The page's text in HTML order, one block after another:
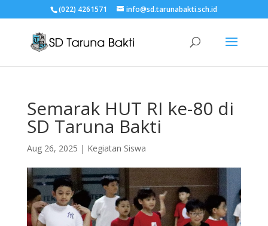
(022) 4261571 info@sd.tarunabakti.sch.id
Semarak HUT RI ke-80 di
SD Taruna Bakti
Aug 26, 2025 | Kegiatan Siswa